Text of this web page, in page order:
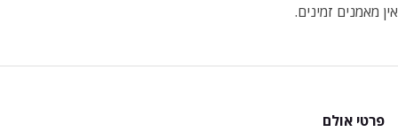
אין מאמנים זמינים.
פרטי אולם